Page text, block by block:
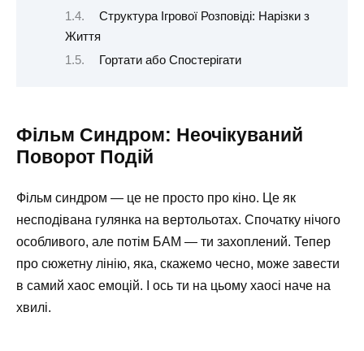
Структура Ігрової Розповіді: Нарізки з
Життя
Гортати або Спостерігати
Фільм Синдром: Неочікуваний
Поворот Подій
Фільм синдром — це не просто про кіно. Це як
несподівана гулянка на вертольотах. Спочатку нічого
особливого, але потім БАМ — ти захоплений. Тепер
про сюжетну лінію, яка, скажемо чесно, може завести
в самий хаос емоцій. І ось ти на цьому хаосі наче на
хвилі.